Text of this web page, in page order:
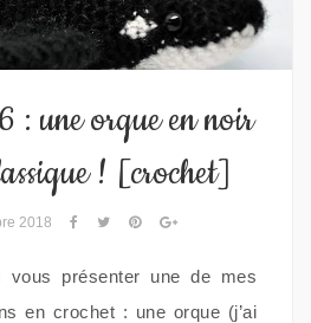
: une orque en noir
! [crochet]
2018
vous présenter une de mes
en crochet : une orque (j’ai